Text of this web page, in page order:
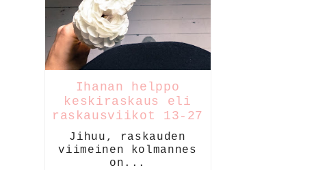
Ihanan helppo
keskiraskaus eli
raskausviikot 13-27
Jihuu, raskauden
viimeinen kolmannes
on...